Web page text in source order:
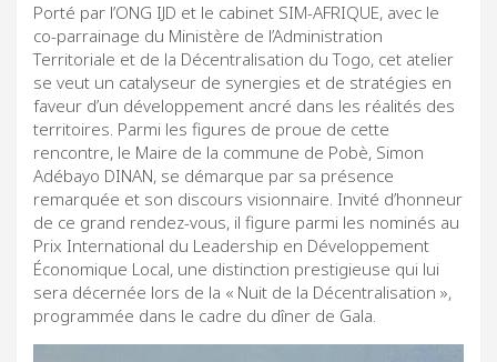
Porté par l’ONG IJD et le cabinet SIM-AFRIQUE, avec le
co-parrainage du Ministère de l’Administration
Territoriale et de la Décentralisation du Togo, cet atelier
se veut un catalyseur de synergies et de stratégies en
faveur d’un développement ancré dans les réalités des
territoires. Parmi les figures de proue de cette
rencontre, le Maire de la commune de Pobè, Simon
Adébayo DINAN, se démarque par sa présence
remarquée et son discours visionnaire. Invité d’honneur
de ce grand rendez-vous, il figure parmi les nominés au
Prix International du Leadership en Développement
Économique Local, une distinction prestigieuse qui lui
sera décernée lors de la « Nuit de la Décentralisation »,
programmée dans le cadre du dîner de Gala.